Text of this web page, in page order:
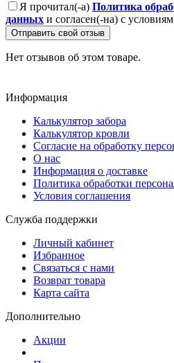
Я прочитал(-а) Политика
данных и согласен(-на) с
Отправить свой отзыв
Нет отзывов об этом товаре.
Информация
Калькулятор забора
Калькулятор кровли
Согласие на обработку
О нас
Информация о доставке
Политика обработки
Условия соглашения
Служба поддержки
Личный кабинет
Избранное
Связаться с нами
Возврат товара
Карта сайта
Дополнительно
Акции